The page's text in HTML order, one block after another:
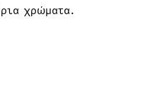
χρώματα.